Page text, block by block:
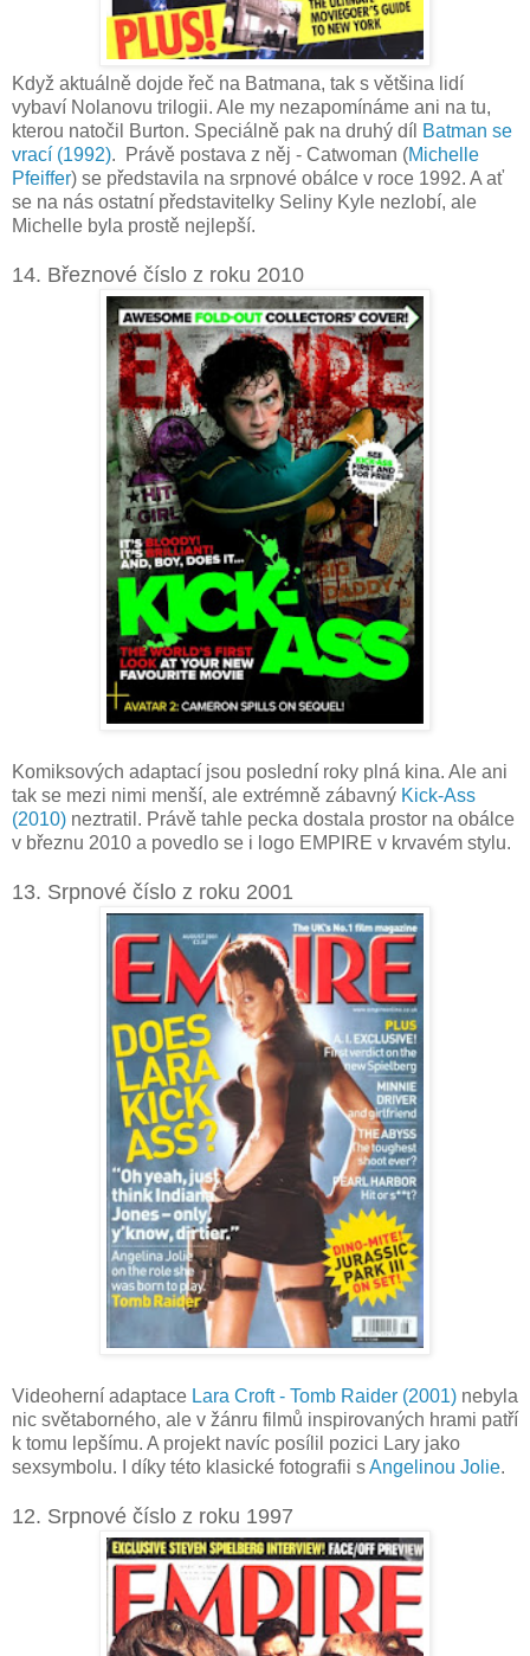
Když aktuálně dojde řeč na Batmana, tak s většina lidí
vybaví Nolanovu trilogii. Ale my nezapomínáme ani na tu,
kterou natočil Burton. Speciálně pak na druhý díl Batman se
vrací (1992). Právě postava z něj - Catwoman (Michelle
Pfeiffer) se představila na srpnové obálce v roce 1992. A ať
se na nás ostatní představitelky Seliny Kyle nezlobí, ale
Michelle byla prostě nejlepší.
14. Březnové číslo z roku 2010
Komiksových adaptací jsou poslední roky plná kina. Ale ani
tak se mezi nimi menší, ale extrémně zábavný Kick-Ass
(2010) neztratil. Právě tahle pecka dostala prostor na obálce
v březnu 2010 a povedlo se i logo EMPIRE v krvavém stylu.
13. Srpnové číslo z roku 2001
Videoherní adaptace Lara Croft - Tomb Raider (2001) nebyla
nic světaborného, ale v žánru filmů inspirovaných hrami patří
k tomu lepšímu. A projekt navíc posílil pozici Lary jako
sexsymbolu. I díky této klasické fotografii sAngelinou Jolie.
12. Srpnové číslo z roku 1997